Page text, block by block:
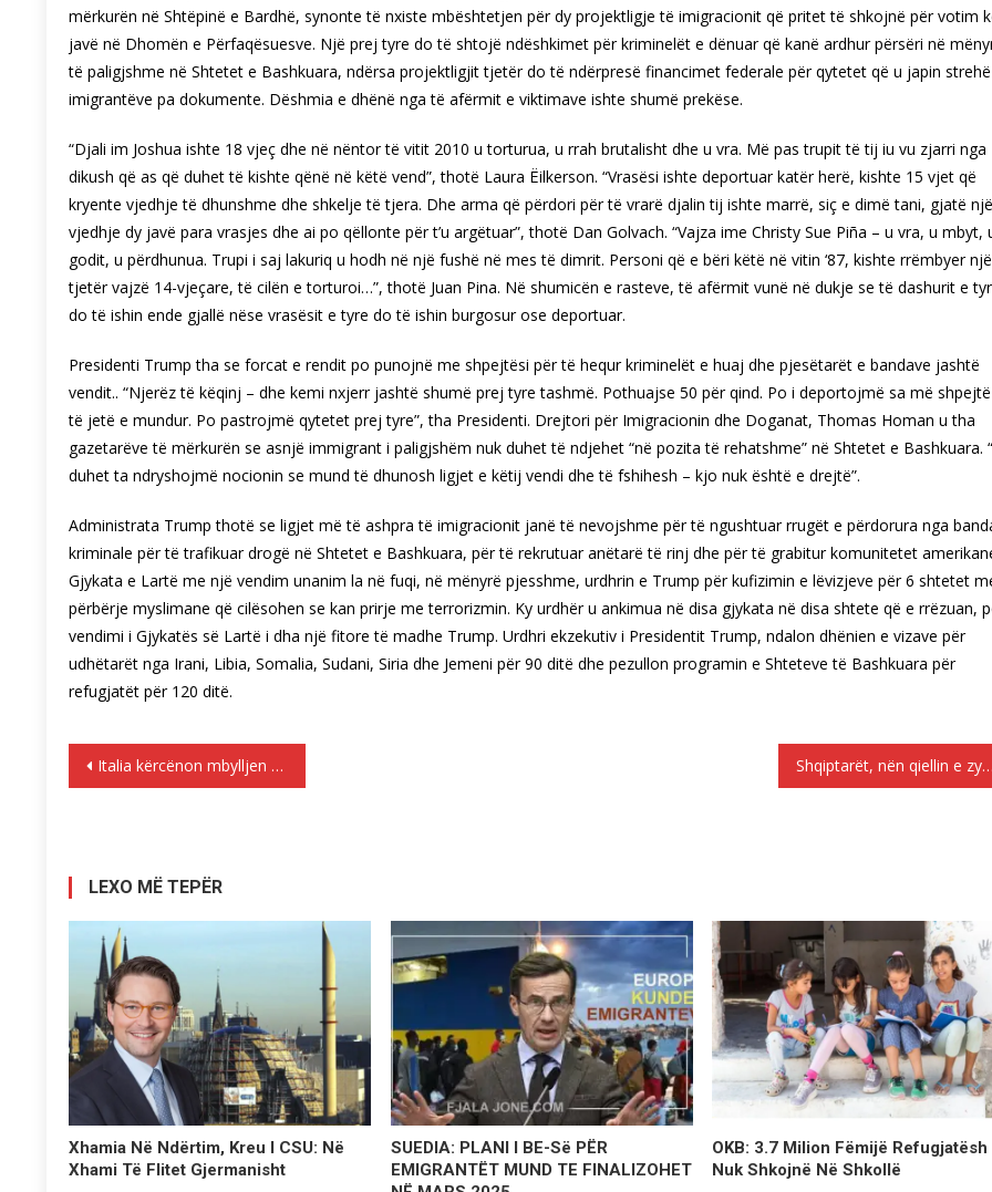
mërkurën në Shtëpinë e Bardhë, synonte të nxiste mbështetjen për dy projektligje të imigracionit që pritet të shkojnë për votim
javë në Dhomën e Përfaqësuesve. Një prej tyre do të shtojë ndëshkimet për kriminelët e dënuar që kanë ardhur përsëri në
të paligjshme në Shtetet e Bashkuara, ndërsa projektligjit tjetër do të ndërpresë financimet federale për qytetet që u japin strehë
imigrantëve pa dokumente. Dëshmia e dhënë nga të afërmit e viktimave ishte shumë prekëse.
“Djali im Joshua ishte 18 vjeç dhe në nëntor të vitit 2010 u torturua, u rrah brutalisht dhe u vra. Më pas trupit të tij iu vu zjarri nga
dikush që as që duhet të kishte qënë në këtë vend”, thotë Laura Ëilkerson. “Vrasësi ishte deportuar katër herë, kishte 15 vjet që
kryente vjedhje të dhunshme dhe shkelje të tjera. Dhe arma që përdori për të vrarë djalin tij ishte marrë, siç e dimë tani, gjatë një
vjedhje dy javë para vrasjes dhe ai po qëllonte për t’u argëtuar”, thotë Dan Golvach. “Vajza ime Christy Sue Piña – u vra, u mbyt,
godit, u përdhunua. Trupi i saj lakuriq u hodh në një fushë në mes të dimrit. Personi që e bëri këtë në vitin ‘87, kishte rrëmbyer një
tjetër vajzë 14-vjeçare, të cilën e torturoi…”, thotë Juan Pina. Në shumicën e rasteve, të afërmit vunë në dukje se të dashurit e
do të ishin ende gjallë nëse vrasësit e tyre do të ishin burgosur ose deportuar.
Presidenti Trump tha se forcat e rendit po punojnë me shpejtësi për të hequr kriminelët e huaj dhe pjesëtarët e bandave jashtë
vendit.. “Njerëz të këqinj – dhe kemi nxjerr jashtë shumë prej tyre tashmë. Pothuajse 50 për qind. Po i deportojmë sa më
të jetë e mundur. Po pastrojmë qytetet prej tyre”, tha Presidenti. Drejtori për Imigracionin dhe Doganat, Thomas Homan u tha
gazetarëve të mërkurën se asnjë immigrant i paligjshëm nuk duhet të ndjehet “në pozita të rehatshme” në Shtetet e Bashkuara.
duhet ta ndryshojmë nocionin se mund të dhunosh ligjet e këtij vendi dhe të fshihesh – kjo nuk është e drejtë”.
Administrata Trump thotë se ligjet më të ashpra të imigracionit janë të nevojshme për të ngushtuar rrugët e përdorura nga
kriminale për të trafikuar drogë në Shtetet e Bashkuara, për të rekrutuar anëtarë të rinj dhe për të grabitur komunitetet
Gjykata e Lartë me një vendim unanim la në fuqi, në mënyrë pjesshme, urdhrin e Trump për kufizimin e lëvizjeve për 6 shtetet
përbërje myslimane që cilësohen se kan prirje me terrorizmin. Ky urdhër u ankimua në disa gjykata në disa shtete që e rrëzuan,
vendimi i Gjykatës së Lartë i dha një fitore të madhe Trump. Urdhri ekzekutiv i Presidentit Trump, ndalon dhënien e vizave për
udhëtarët nga Irani, Libia, Somalia, Sudani, Siria dhe Jemeni për 90 ditë dhe pezullon programin e Shteteve të Bashkuara për
refugjatët për 120 ditë.
Lëvizje
Italia kërcënon mbylljen e porteve të saj përball refugjatëve Shqiptarët, nën qiellin e zymtë politik
LEXO MË TEPËR
Xhamia Në Ndërtim, Kreu I CSU: Në
Xhami Të Flitet Gjermanisht
SUEDIA: PLANI I BE-Së PËR
EMIGRANTËT MUND TE FINALIZOHET
OKB: 3.7 Milion Fëmijë Refugjatësh
Nuk Shkojnë Në Shkollë